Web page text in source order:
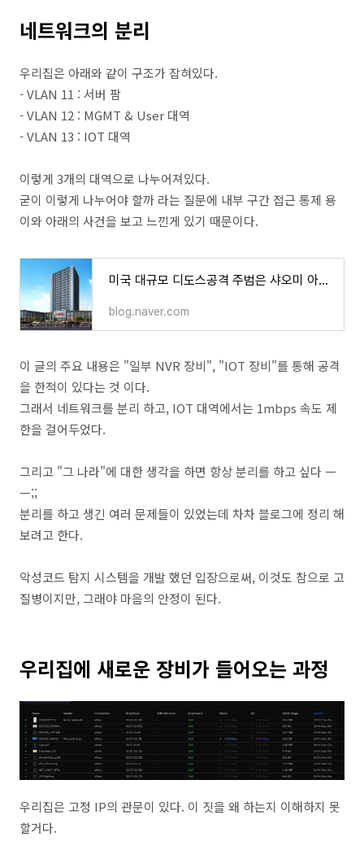
네트워크의 분리
우리집은 아래와 같이 구조가 잡혀있다.
- VLAN 11 : 서버 팜
- VLAN 12 : MGMT & User 대역
- VLAN 13 : IOT 대역
이렇게 3개의 대역으로 나누어져있다.
굳이 이렇게 나누어야 할까 라는 질문에 내부 구간 접근 통제 용
이와 아래의 사건을 보고 느낀게 있기 때문이다.
미국 대규모 디도스공격 주범은 샤오미 아닌 시옹마이 사물인터넷 해킹이었다!
blog.naver.com
이 글의 주요 내용은 "일부 NVR 장비", "IOT 장비"를 통해 공격
을 한적이 있다는 것 이다.
그래서 네트워크를 분리 하고, IOT 대역에서는 1mbps 속도 제
한을 걸어두었다.
그리고 "그 나라"에 대한 생각을 하면 항상 분리를 하고 싶다 ㅡ
ㅡ;;
분리를 하고 생긴 여러 문제들이 있었는데 차차 블로그에 정리 해
보려고 한다.
악성코드 탐지 시스템을 개발 했던 입장으로써, 이것도 참으로 고
질병이지만, 그래야 마음의 안정이 된다.
우리집에 새로운 장비가 들어오는 과정
우리집은 고정 IP의 관문이 있다. 이 짓을 왜 하는지 이해하지 못
할거다.